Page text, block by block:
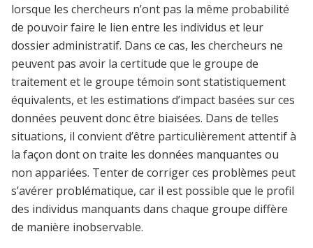
lorsque les chercheurs n’ont pas la même probabilité
de pouvoir faire le lien entre les individus et leur
dossier administratif. Dans ce cas, les chercheurs ne
peuvent pas avoir la certitude que le groupe de
traitement et le groupe témoin sont statistiquement
équivalents, et les estimations d’impact basées sur ces
données peuvent donc être biaisées. Dans de telles
situations, il convient d’être particulièrement attentif à
la façon dont on traite les données manquantes ou
non appariées. Tenter de corriger ces problèmes peut
s’avérer problématique, car il est possible que le profil
des individus manquants dans chaque groupe diffère
de manière inobservable.